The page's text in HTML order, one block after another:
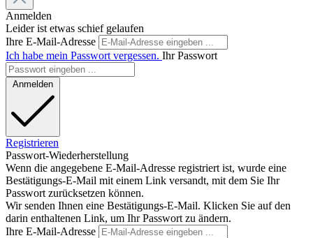
Anmelden
Leider ist etwas schief gelaufen
Ihre E-Mail-Adresse
Ich habe mein Passwort vergessen. Ihr Passwort
Anmelden
Registrieren
Passwort-Wiederherstellung
Wenn die angegebene E-Mail-Adresse registriert ist, wurde eine
Bestätigungs-E-Mail mit einem Link versandt, mit dem Sie Ihr
Passwort zurücksetzen können.
Wir senden Ihnen eine Bestätigungs-E-Mail. Klicken Sie auf den
darin enthaltenen Link, um Ihr Passwort zu ändern.
Ihre E-Mail-Adresse